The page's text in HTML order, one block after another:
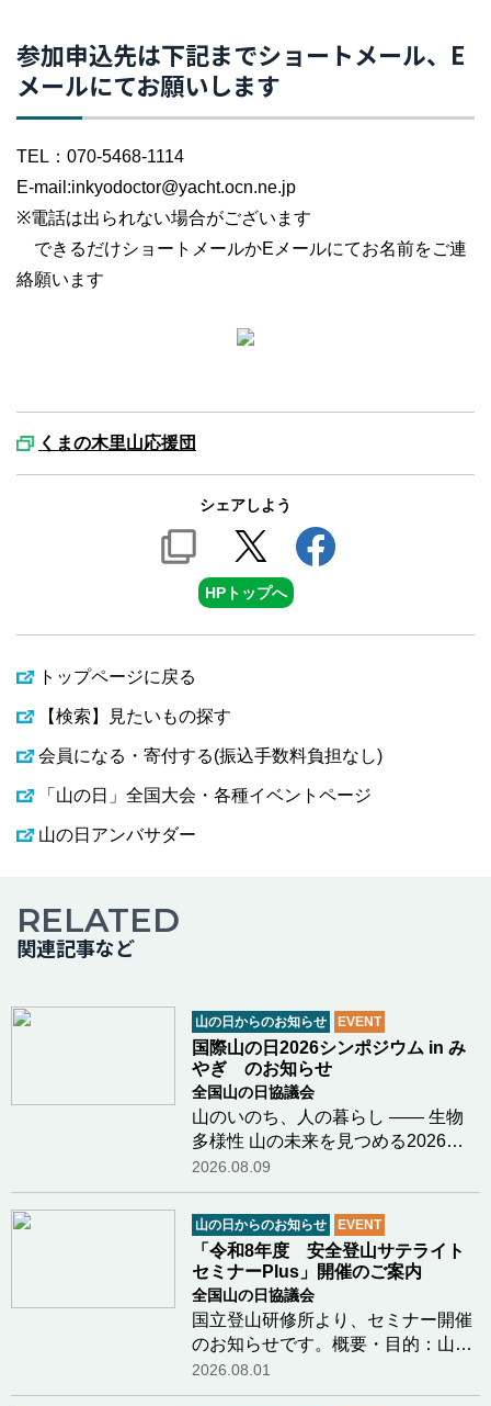
参加申込先は下記までショートメール、E
メールにてお願いします
TEL：070-5468-1114
E-mail:inkyodoctor@yacht.ocn.ne.jp
※電話は出られない場合がございます
できるだけショートメールかEメールにてお名前をご連
絡願います
くまの木里山応援団
シェアしよう
HPトップへ
トップページに戻る
【検索】見たいもの探す
会員になる・寄付する(振込手数料負担なし)
「山の日」全国大会・各種イベントページ
山の日アンバサダー
RELATED
関連記事など
山の日からのお知らせ EVENT
国際山の日2026シンポジウム in み
やぎ のお知らせ
全国山の日協議会
山のいのち、人の暮らし ―― 生物
多様性 山の未来を見つめる2026年
12月6日（日）、宮城県栗原市にお
いて「国際山の日2026シンポジウム
in みやぎ」を開催いたします。今年
のテーマは「生物多様性」。気候変
動という大きな揺…つづきを読む
2026.08.09
山の日からのお知らせ EVENT
「令和8年度 安全登山サテライト
セミナーPlus」開催のご案内
全国山の日協議会
国立登山研修所より、セミナー開催
のお知らせです。概要・目的：山岳
関係機関と共催で、登山初心者をは
じめとする一般登山者を幅広く対象
2026.08.01